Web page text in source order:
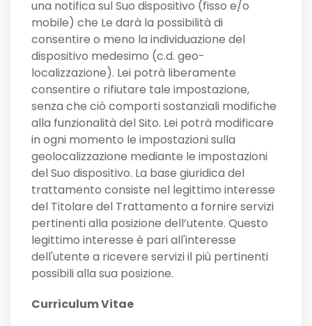
una notifica sul Suo dispositivo (fisso e/o
mobile) che Le darà la possibilità di
consentire o meno la individuazione del
dispositivo medesimo (c.d. geo-
localizzazione). Lei potrà liberamente
consentire o rifiutare tale impostazione,
senza che ciò comporti sostanziali modifiche
alla funzionalità del Sito. Lei potrà modificare
in ogni momento le impostazioni sulla
geolocalizzazione mediante le impostazioni
del Suo dispositivo. La base giuridica del
trattamento consiste nel legittimo interesse
del Titolare del Trattamento a fornire servizi
pertinenti alla posizione dell’utente. Questo
legittimo interesse è pari all'interesse
dell'utente a ricevere servizi il più pertinenti
possibili alla sua posizione.
Curriculum Vitae